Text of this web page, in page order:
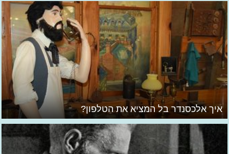
איך אלכסנדר בל המציא את הטלפון?